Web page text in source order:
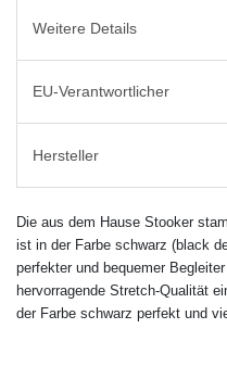
Weitere Details
EU-Verantwortlicher
Hersteller
Die aus dem Hause Stooker
ist in der Farbe schwarz (black
perfekter und bequemer
hervorragende Stretch-Qualität
der Farbe schwarz perfekt und